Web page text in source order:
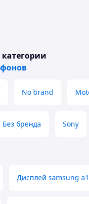
категории
No brand
Без бренда Sony
Дисплей samsung